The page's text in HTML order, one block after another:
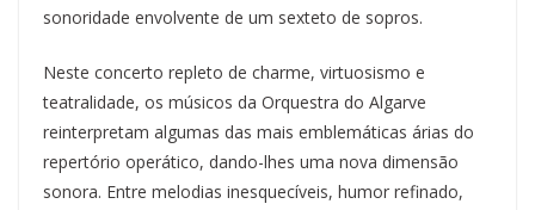
sonoridade envolvente de um sexteto de sopros.
Neste concerto repleto de charme, virtuosismo e
teatralidade, os músicos da Orquestra do Algarve
reinterpretam algumas das mais emblemáticas árias do
repertório operático, dando-lhes uma nova dimensão
sonora. Entre melodias inesquecíveis, humor refinado,